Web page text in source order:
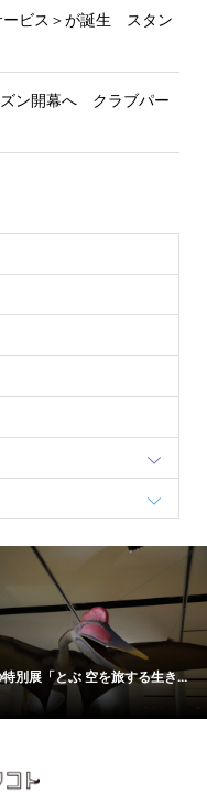
ービス＞が誕生 スタン
ン開幕へ クラブパー
別展「とぶ 空を旅する生き...